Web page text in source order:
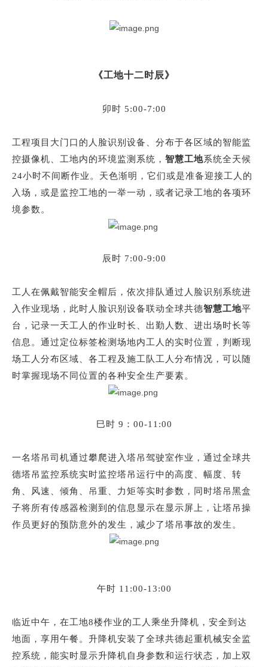
《工地十二时辰》
卯时 5:00-7:00
工程项目大门口的人脸识别设备、分布于各区域的智能监
控摄像机、工地内的环境监测系统， 智慧工地系统全天候
24小时不间断作业。天色渐明，它们或是准备迎接工人的
入场，或是监控工地的一举一动，或者记录工地的各项环
境参数。
辰时 7:00-9:00
工人在佩戴智能安全帽后，依次排队通过人脸识别系统进
入作业现场，此时人脸识别设备联动全球共德智慧工地平
台 ，记录一天工人的作业时长、出勤人数、进出场时长等
信息。通过定位标签检测场地内工人的实时位置，判断现
场工人分布区域、各工程及施工队工人分布情况，可以随
时掌握现场不同位置的各种安全生产要素。
巳时 9：00-11:00
一名塔吊司机通过攀爬进入塔吊驾驶室作业，通过全球共
德塔吊监控系统实时监控塔吊运行中的高度、幅度、转
角、风速、倾角、吊重、力矩等实时参数，同时塔吊黑盒
子将所有传感器检测到的信息显示在显示屏上，让塔吊操
作员更好的预防意外的发生，减少了塔吊事故的发生。
午时 11:00-13:00
临近中午，在工地8楼作业的工人乘坐升降机，安全到达
地面，享用午餐。升降机安装了全球共德起重机械安全监
控系统，能实时显示升降机自身参数和运行状态，加上双